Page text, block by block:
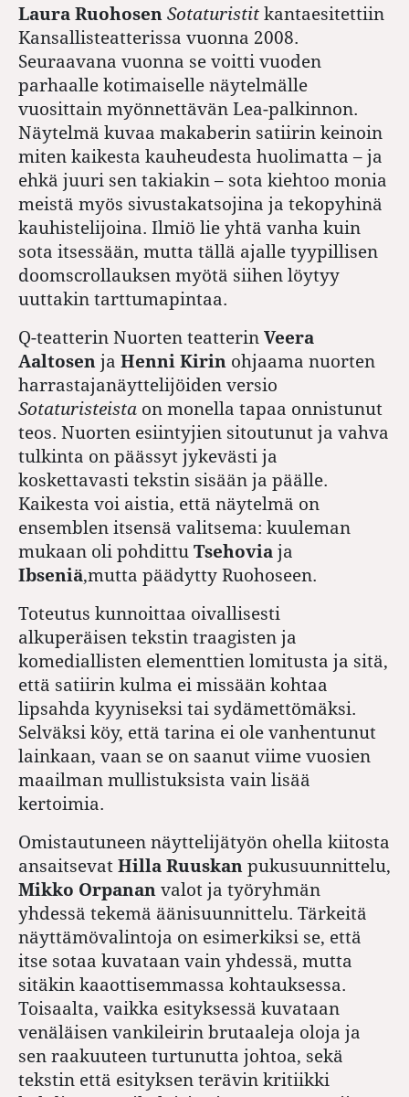
Laura Ruohosen Sotaturistit kantaesitettiin
Kansallisteatterissa vuonna 2008.
Seuraavana vuonna se voitti vuoden
parhaalle kotimaiselle näytelmälle
vuosittain myönnettävän Lea-palkinnon.
Näytelmä kuvaa makaberin satiirin keinoin
miten kaikesta kauheudesta huolimatta – ja
ehkä juuri sen takiakin – sota kiehtoo monia
meistä myös sivustakatsojina ja tekopyhinä
kauhistelijoina. Ilmiö lie yhtä vanha kuin
sota itsessään, mutta tällä ajalle tyypillisen
doomscrollauksen myötä siihen löytyy
uuttakin tarttumapintaa.
Q-teatterin Nuorten teatterin Veera
Aaltosen ja Henni Kirin ohjaama nuorten
harrastajanäyttelijöiden versio
Sotaturisteista on monella tapaa onnistunut
teos. Nuorten esiintyjien sitoutunut ja vahva
tulkinta on päässyt jykevästi ja
koskettavasti tekstin sisään ja päälle.
Kaikesta voi aistia, että näytelmä on
ensemblen itsensä valitsema: kuuleman
mukaan oli pohdittu Tsehovia ja
Ibseniä,mutta päädytty Ruohoseen.
Toteutus kunnoittaa oivallisesti
alkuperäisen tekstin traagisten ja
komediallisten elementtien lomitusta ja sitä,
että satiirin kulma ei missään kohtaa
lipsahda kyyniseksi tai sydämettömäksi.
Selväksi köy, että tarina ei ole vanhentunut
lainkaan, vaan se on saanut viime vuosien
maailman mullistuksista vain lisää
kertoimia.
Omistautuneen näyttelijätyön ohella kiitosta
ansaitsevat Hilla Ruuskan pukusuunnittelu,
Mikko Orpanan valot ja työryhmän
yhdessä tekemä äänisuunnittelu. Tärkeitä
näyttämövalintoja on esimerkiksi se, että
itse sotaa kuvataan vain yhdessä, mutta
sitäkin kaaottisemmassa kohtauksessa.
Toisaalta, vaikka esityksessä kuvataan
venäläisen vankileirin brutaaleja oloja ja
sen raakuuteen turtunutta johtoa, sekä
tekstin että esityksen terävin kritiikki